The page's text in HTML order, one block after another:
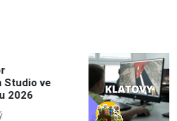
Studio ve
2026